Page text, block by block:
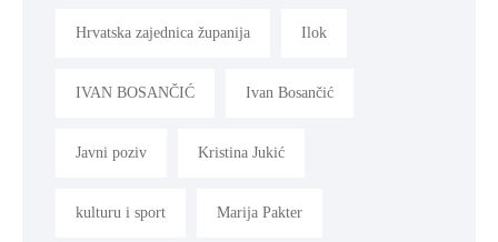
Hrvatska zajednica županija Ilok
IVAN BOSANČIĆ Ivan Bosančić
Javni poziv Kristina Jukić
kulturu i sport Marija Pakter